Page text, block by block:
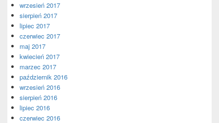
wrzesień 2017
sierpień 2017
lipiec 2017
czerwiec 2017
maj 2017
kwiecień 2017
marzec 2017
październik 2016
wrzesień 2016
sierpień 2016
lipiec 2016
czerwiec 2016